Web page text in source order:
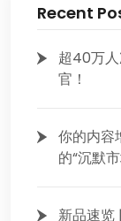
Recent
超40万
官！
你的内容
的“沉默
新品速览